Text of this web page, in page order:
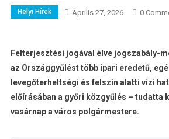
Helyi Hírek Április 27, 2026 0
Felterjesztési jogával élve jogszabály-
az Országgyűlést több ipari eredetű,
levegőterheltségi és felszín alatti vízi
előírásában a győri közgyűlés – tudatta
vasárnap a város polgármestere.